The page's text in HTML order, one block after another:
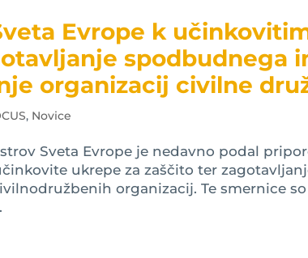
Evrope k
spodbudnega
organizacij civilne
, Novice
Sveta Evrope je nedavno podal
ukrepe za zaščito ter
organizacij. Te smernice